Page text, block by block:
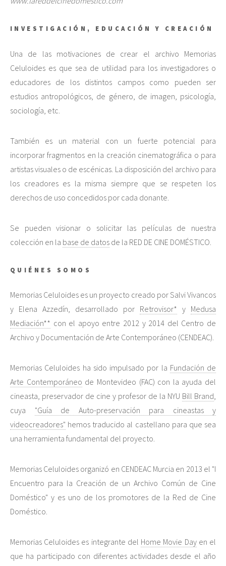
INVESTIGACIÓN, EDUCACIÓN Y CREACIÓN
Una de las motivaciones de crear el archivo Memorias
Celuloides es que sea de utilidad para los investigadores o
educadores de los distintos campos como pueden ser
estudios antropológicos, de género, de imagen, psicología,
sociología, etc.
También es un material con un fuerte potencial para
incorporar fragmentos en la creación cinematográfica o para
artistas visuales o de escénicas. La disposición del archivo para
los creadores es la misma siempre que se respeten los
derechos de uso concedidos por cada donante.
Se pueden visionar o solicitar las películas de nuestra
colección en la base de datos de la RED DE CINE DOMÉSTICO.
QUIÉNES SOMOS
Memorias Celuloides es un proyecto creado por Salvi Vivancos
y Elena Azzedín, desarrollado por Retrovisor* y Medusa
Mediación** con el apoyo entre 2012 y 2014 del Centro de
Archivo y Documentación de Arte Contemporáneo (CENDEAC).
Memorias Celuloides ha sido impulsado por la Fundación de
Arte Contemporáneo de Montevideo (FAC) con la ayuda del
cineasta, preservador de cine y profesor de la NYU Bill Brand,
cuya "Guía de Auto-preservación para cineastas y
videocreadores" hemos traducido al castellano para que sea
una herramienta fundamental del proyecto.
Memorias Celuloides organizó en CENDEAC Murcia en 2013 el "I
Encuentro para la Creación de un Archivo Común de Cine
Doméstico" y es uno de los promotores de la Red de Cine
Doméstico.
Memorias Celuloides es integrante del Home Movie Dayen el
que ha participado con diferentes actividades desde el año